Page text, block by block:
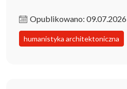
Opublikowano: 09.07.2026
humanistyka architektoniczna